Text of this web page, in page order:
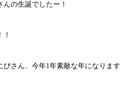
の生誕でしたー！
ぴさん、今年1年素敵な年になります